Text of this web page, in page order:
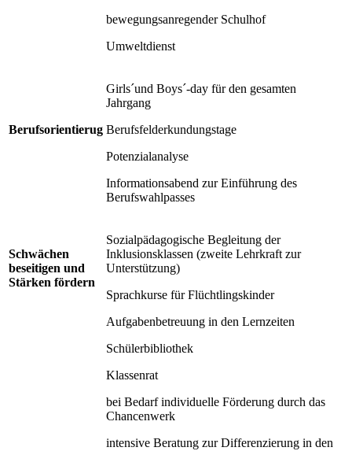
bewegungsanregender Schulhof
Umweltdienst
Berufsorientierug
Girls´und Boys´-day für den gesamten
Jahrgang
Berufsfelderkundungstage
Potenzialanalyse
Informationsabend zur Einführung des
Berufswahlpasses
Schwächen
beseitigen und
Stärken fördern
Sozialpädagogische Begleitung der
Inklusionsklassen (zweite Lehrkraft zur
Unterstützung)
Sprachkurse für Flüchtlingskinder
Aufgabenbetreuung in den Lernzeiten
Schülerbibliothek
Klassenrat
bei Bedarf individuelle Förderung durch das
Chancenwerk
intensive Beratung zur Differenzierung in den